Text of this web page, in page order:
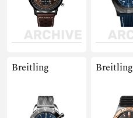
Breitling Breitling